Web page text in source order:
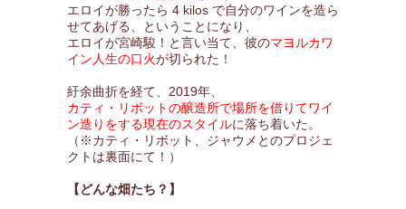
エロイが勝ったら 4 kilos で自分のワインを造ら
せてあげる、ということになり、
エロイが宮崎駿！と言い当て、彼のマヨルカワ
イン人生の口火が切られた！
紆余曲折を経て、2019年、
カティ・リボットの醸造所で場所を借りてワイ
ン造りをする現在のスタイルに落ち着いた。
（※カティ・リボット、ジャウメとのプロジェ
クトは裏面にて！）
【どんな畑たち？】